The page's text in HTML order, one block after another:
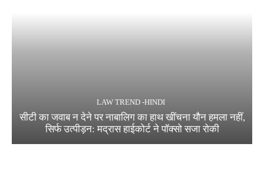
LAW TREND -HINDI
सीटी का जवाब न देने पर नाबालिग का हाथ खींचना यौन हमला नहीं,
सिर्फ उत्पीड़न: मद्रास हाईकोर्ट ने पॉक्सो सजा रोकी